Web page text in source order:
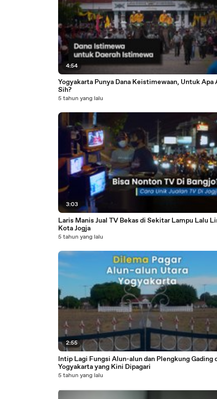
4:54
Yogyakarta Punya Dana Keistimewaan, Untuk Apa
Sih?
5 tahun yang lalu
3:03
Laris Manis Jual TV Bekas di Sekitar Lampu Lalu
Kota Jogja
5 tahun yang lalu
2:55
Intip Lagi Fungsi Alun-alun dan Plengkung Gading
Yogyakarta yang Kini Dipagari
5 tahun yang lalu